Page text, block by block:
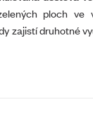
ploch ve
zajistí druhotné